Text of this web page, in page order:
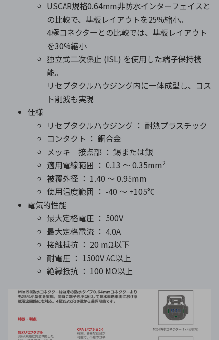
USCAR規格0.64mm非防水インターフェイスと
の比較で、基板レイアウトを25%縮小。
4極コネクターとの比較では、基板レイアウト
を30%縮小
独立式二次係止 (ISL) を使用した端子保持機
能。
リセプタクルハウジング内に一体成型し、コス
ト削減も実現
仕様
リセプタクルハウジング ： 耐熱プラスチック
コンタクト ： 銅合金
メッキ 接点部 ： 錫または銀
適用電線範囲 ： 0.13 ～ 0.35mm2
被覆外径 ： 1.40 ～ 0.95mm
使用温度範囲 ： -40 ～ +105°C
電気的性能
最大定格電圧 ： 500V
最大定格電流 ： 4.0A
接触抵抗 ： 20 mΩ以下
耐電圧 ： 1500V AC以上
絶縁抵抗 ： 100 MΩ以上